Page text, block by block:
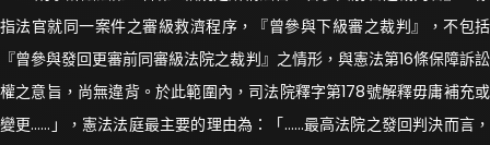
指法官就同一案件之審級救濟程序，『曾參與下級審之裁判』，不包括
『曾參與發回更審前同審級法院之裁判』之情形，與憲法第16條保障訴訟
權之意旨，尚無違背。於此範圍內，司法院釋字第178號解釋毋庸補充或
變更……」，憲法法庭最主要的理由為：「……最高法院之發回判決而言，